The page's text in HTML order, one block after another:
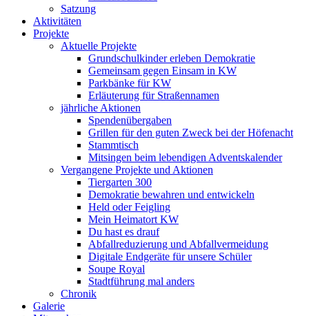
Satzung
Aktivitäten
Projekte
Aktuelle Projekte
Grundschulkinder erleben Demokratie
Gemeinsam gegen Einsam in KW
Parkbänke für KW
Erläuterung für Straßennamen
jährliche Aktionen
Spendenübergaben
Grillen für den guten Zweck bei der Höfenacht
Stammtisch
Mitsingen beim lebendigen Adventskalender
Vergangene Projekte und Aktionen
Tiergarten 300
Demokratie bewahren und entwickeln
Held oder Feigling
Mein Heimatort KW
Du hast es drauf
Abfallreduzierung und Abfallvermeidung
Digitale Endgeräte für unsere Schüler
Soupe Royal
Stadtführung mal anders
Chronik
Galerie